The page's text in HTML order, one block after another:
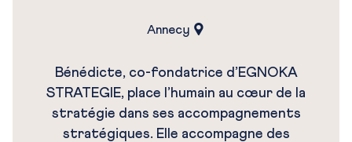
Annecy
Bénédicte, co-fondatrice d’EGNOKA
STRATEGIE, place l’humain au cœur de la
stratégie dans ses accompagnements
stratégiques. Elle accompagne des